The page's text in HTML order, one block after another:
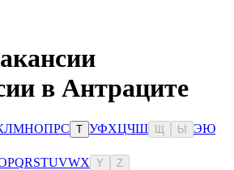
в Антраците
ЛМНОПРС Т УФХЦЧШ Ы ЭЮ
PQRSTUVWX Y Z